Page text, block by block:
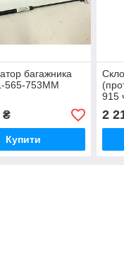
багажника
565-753MM
₴
Купити
915
2